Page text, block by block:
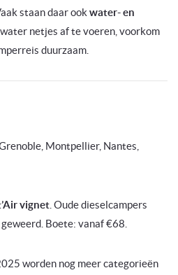
staan daar ook water- en
water netjes af te voeren, voorkom
duurzaam.
Montpellier, Nantes,
vignet . Oude dieselcampers
Boete: vanaf €68.
worden nog meer categorieën